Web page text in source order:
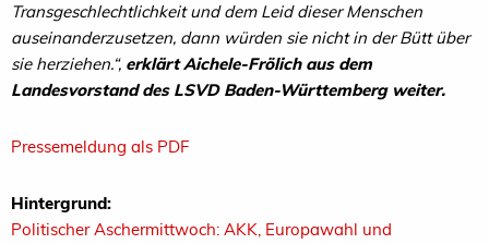
Transgeschlechtlichkeit und dem Leid dieser Menschen
auseinanderzusetzen, dann würden sie nicht in der Bütt über
sie herziehen.“, erklärt Aichele-Frölich aus dem
Landesvorstand des LSVD Baden-Württemberg weiter.
Pressemeldung als PDF
Hintergrund:
Politischer Aschermittwoch: AKK, Europawahl und